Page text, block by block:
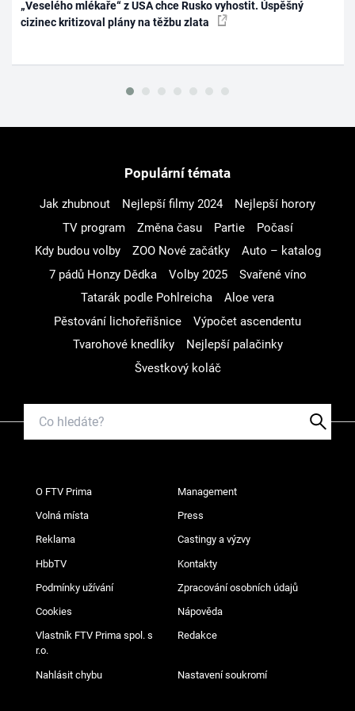
„Veselého mlékaře“ z USA chce Rusko vyhostit. Úspěšný
cizinec kritizoval plány na těžbu zlata
Populární témata
Jak zhubnout Nejlepší filmy 2024
Nejlepší horory
TV program
Změna času Partie
Počasí
Kdy budou volby
ZOO Nové začátky
Auto – katalog
7 pádů Honzy Dědka
Volby 2025
Svařené víno
Tatarák podle Pohlreicha
Aloe vera
Pěstování lichořeřišnice
Výpočet ascendentu
Tvarohové knedlíky
Nejlepší palačinky
Švestkový koláč
O FTV Prima Management
Volná místa Press
Reklama Castingy a výzvy
HbbTV Kontakty
Podmínky užívání Zpracování osobních údajů
Cookies Nápověda
Vlastník FTV Prima spol. s
r.o.
Redakce
Nahlásit chybu Nastavení soukromí